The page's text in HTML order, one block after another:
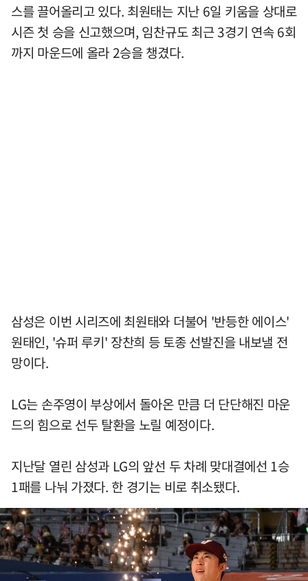
스를 끌어올리고 있다. 최원태는 지난 6일 키움을 상대로
시즌 첫 승을 신고했으며, 임찬규도 최근 3경기 연속 6회
까지 마운드에 올라 2승을 챙겼다.
삼성은 이번 시리즈에 최원태와 더불어 '반등한 에이스'
원태인, '슈퍼 루키' 장찬희 등 토종 선발진을 내보낼 전
망이다.
LG는 손주영이 부상에서 돌아온 만큼 더 단단해진 마운
드의 힘으로 선두 탈환을 노릴 예정이다.
지난달 열린 삼성과 LG의 앞선 두 차례 맞대결에선 1승
1패를 나눠 가졌다. 한 경기는 비로 취소됐다.